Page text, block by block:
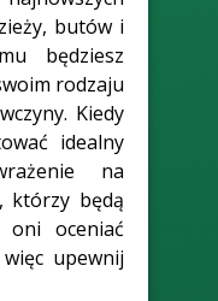
butów i
będziesz
rodzaju
Kiedy
idealny
na
którzy będą
oni oceniać
upewnij